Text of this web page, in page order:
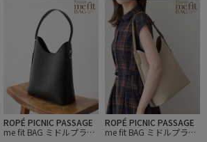
ROPÉ PICNIC PASSAGE
me fit BAG ミドルプラ
ROPÉ PICNIC PASSAGE
me fit BAG ミドルプラ